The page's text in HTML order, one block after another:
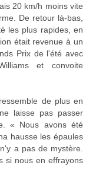
20 km/h moins vite
De retour là-bas,
les plus rapides, en
était revenue à un
Prix de l'été avec
et convoite
de plus en
laisse pas passer
« Nous avons été
hausse les épaules
a pas de mystère.
si nous en effrayons